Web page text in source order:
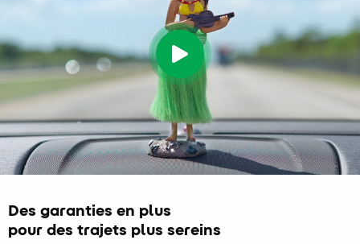
Des garanties en plus
pour des trajets plus sereins